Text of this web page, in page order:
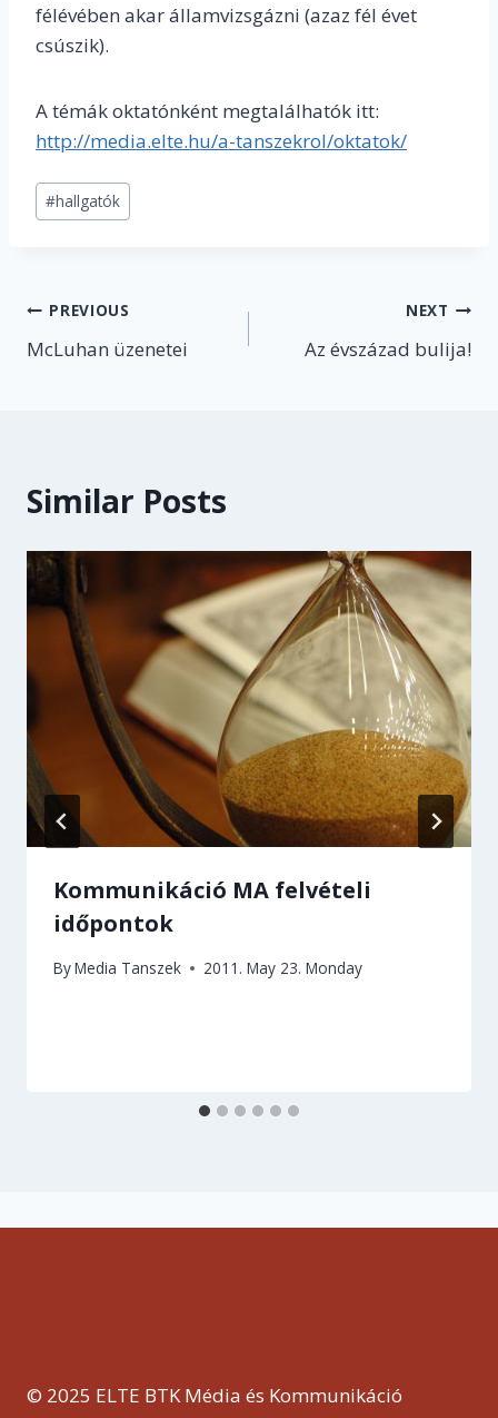
félévében akar államvizsgázni (azaz fél évet
csúszik).
A témák oktatónként megtalálhatók itt:
http://media.elte.hu/a-tanszekrol/oktatok/
Post
Tags:
#hallgatók
Post
navigation
PREVIOUS
McLuhan üzenetei
NEXT
Az évszázad bulija!
Similar Posts
Kommunikáció MA felvételi
időpontok
ByMedia Tanszek 2011. May 23. Monday
© 2025 ELTE BTK Média és Kommunikáció